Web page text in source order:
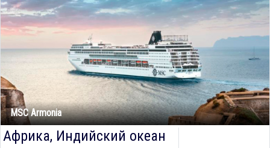
MSC Armonia
Африка, Индийский океан